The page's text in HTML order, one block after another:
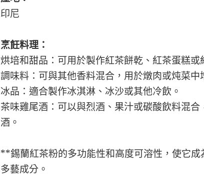
印尼
烹飪料理：
烘培和甜品：可用於製作紅茶餅乾、紅茶蛋糕或
調味料：可與其他香料混合，用於燉肉或炖菜中
冰品：適合製作冰淇淋、冰沙或其他冷飲。
茶味雞尾酒：可以與烈酒、果汁或碳酸飲料混
酒。
**錫蘭紅茶粉的多功能性和高度可溶性，使它
多藝成分。